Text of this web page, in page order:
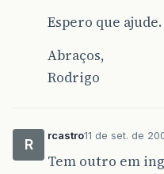
Espero que ajude.
Abraços,
Rodrigo
R
rcastro11 de set. de
Tem outro em